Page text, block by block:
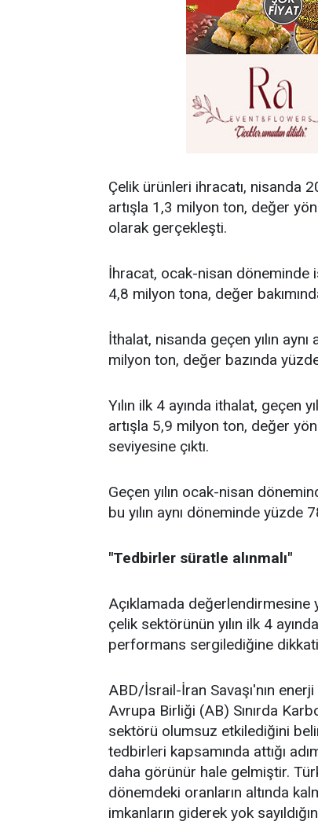
Çelik ürünleri ihracatı, nisanda
artışla 1,3 milyon ton, değer
olarak gerçekleşti.
İhracat, ocak-nisan döneminde
4,8 milyon tona, değer
İthalat, nisanda geçen yılın
milyon ton, değer bazında
Yılın ilk 4 ayında ithalat, geçen
artışla 5,9 milyon ton, değer
seviyesine çıktı.
Geçen yılın ocak-nisan
bu yılın aynı döneminde yüzde
"Tedbirler süratle alınmalı"
Açıklamada değerlendirmesine
çelik sektörünün yılın ilk 4
performans sergilediğine
ABD/İsrail-İran Savaşı'nın
Avrupa Birliği (AB) Sınırda
sektörü olumsuz etkilediğini
tedbirleri kapsamında attığı
daha görünür hale gelmiştir.
dönemdeki oranların altında
imkanların giderek yok